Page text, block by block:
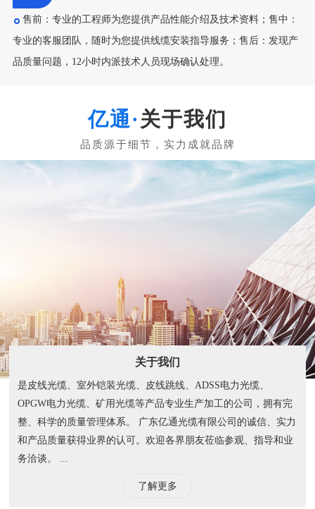
售前：专业的工程师为您提供产品性能介绍及技术资料；售中：
专业的客服团队，随时为您提供线缆安装指导服务；售后：发现产
品质量问题，12小时内派技术人员现场确认处理。
关于我们
关于我们
是皮线光缆、室外铠装光缆、皮线跳线、ADSS电力光缆、
OPGW电力光缆、矿用光缆等产品专业生产加工的公司，拥有完
整、科学的质量管理体系。 广东亿通光缆有限公司的诚信、实力
和产品质量获得业界的认可。欢迎各界朋友莅临参观、指导和业
务洽谈。 ...
了解更多